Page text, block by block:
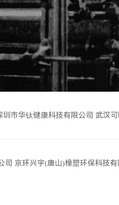
圳市华钛健康科技有限公司 武汉
司 京环兴宇(唐山)橡塑环保科技有